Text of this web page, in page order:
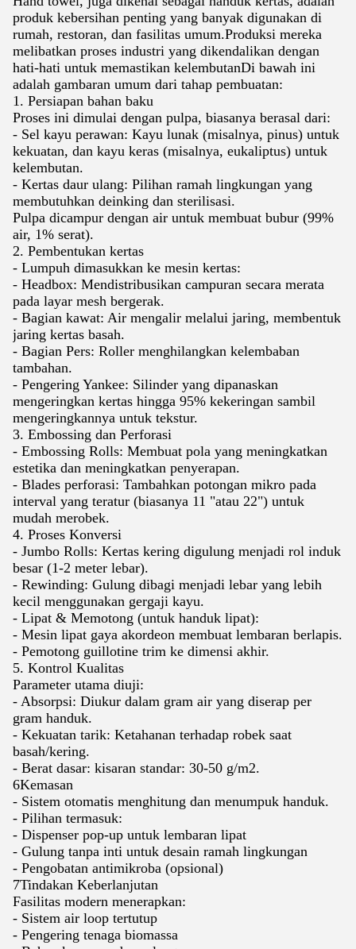
produk kebersihan penting yang banyak digunakan di
rumah, restoran, dan fasilitas umum.Produksi mereka
melibatkan proses industri yang dikendalikan dengan
hati-hati untuk memastikan kelembutanDi bawah ini
adalah gambaran umum dari tahap pembuatan:
1. Persiapan bahan baku
Proses ini dimulai dengan pulpa, biasanya berasal dari:
- Sel kayu perawan: Kayu lunak (misalnya, pinus) untuk
kekuatan, dan kayu keras (misalnya, eukaliptus) untuk
kelembutan.
- Kertas daur ulang: Pilihan ramah lingkungan yang
membutuhkan deinking dan sterilisasi.
Pulpa dicampur dengan air untuk membuat bubur (99%
air, 1% serat).
2. Pembentukan kertas
- Lumpuh dimasukkan ke mesin kertas:
- Headbox: Mendistribusikan campuran secara merata
pada layar mesh bergerak.
- Bagian kawat: Air mengalir melalui jaring, membentuk
jaring kertas basah.
- Bagian Pers: Roller menghilangkan kelembaban
tambahan.
- Pengering Yankee: Silinder yang dipanaskan
mengeringkan kertas hingga 95% kekeringan sambil
mengeringkannya untuk tekstur.
3. Embossing dan Perforasi
- Embossing Rolls: Membuat pola yang meningkatkan
estetika dan meningkatkan penyerapan.
- Blades perforasi: Tambahkan potongan mikro pada
interval yang teratur (biasanya 11 "atau 22") untuk
mudah merobek.
4. Proses Konversi
- Jumbo Rolls: Kertas kering digulung menjadi rol induk
besar (1-2 meter lebar).
- Rewinding: Gulung dibagi menjadi lebar yang lebih
kecil menggunakan gergaji kayu.
- Lipat & Memotong (untuk handuk lipat):
- Mesin lipat gaya akordeon membuat lembaran berlapis.
- Pemotong guillotine trim ke dimensi akhir.
5. Kontrol Kualitas
Parameter utama diuji:
- Absorpsi: Diukur dalam gram air yang diserap per
gram handuk.
- Kekuatan tarik: Ketahanan terhadap robek saat
basah/kering.
- Berat dasar: kisaran standar: 30-50 g/m2.
6Kemasan
- Sistem otomatis menghitung dan menumpuk handuk.
- Pilihan termasuk:
- Dispenser pop-up untuk lembaran lipat
- Gulung tanpa inti untuk desain ramah lingkungan
- Pengobatan antimikroba (opsional)
7Tindakan Keberlanjutan
Fasilitas modern menerapkan:
- Sistem air loop tertutup
- Pengering tenaga biomassa